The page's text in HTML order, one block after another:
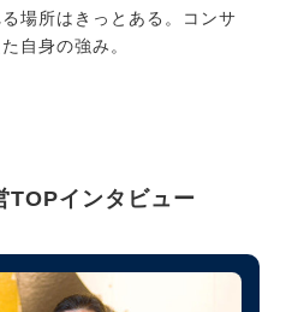
場所はきっとある。コンサ
自身の強み。
TOPインタビュー